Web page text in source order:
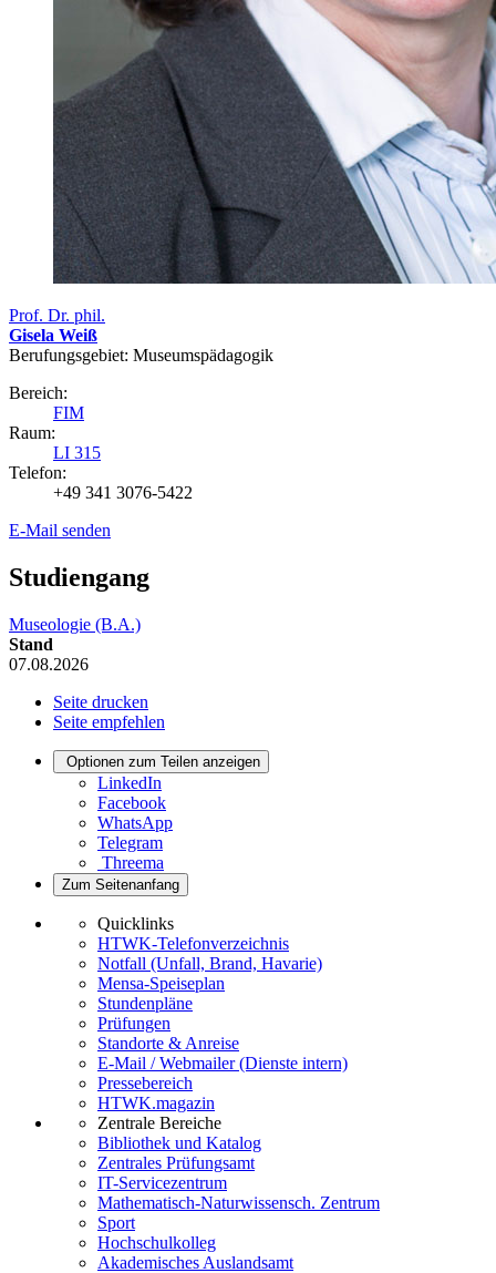
Prof. Dr. phil.
Gisela Weiß
Berufungsgebiet: Museumspädagogik
Bereich:
FIM
Raum:
LI 315
Telefon:
+49 341 3076-5422
E-Mail senden
Studiengang
Museologie (B.A.)
Stand
07.08.2026
Seite drucken
Seite empfehlen
Optionen zum Teilen anzeigen
LinkedIn
Facebook
WhatsApp
Telegram
Threema
Zum Seitenanfang
Quicklinks
HTWK-Telefonverzeichnis
Notfall (Unfall, Brand, Havarie)
Mensa-Speiseplan
Stundenpläne
Prüfungen
Standorte & Anreise
E-Mail / Webmailer (Dienste intern)
Pressebereich
HTWK.magazin
Zentrale Bereiche
Bibliothek und Katalog
Zentrales Prüfungsamt
IT-Servicezentrum
Mathematisch-Naturwissensch. Zentrum
Sport
Hochschulkolleg
Akademisches Auslandsamt